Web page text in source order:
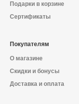
Подарки в корзине
Сертификаты
Покупателям
О магазине
Скидки и бонусы
Доставка и оплата